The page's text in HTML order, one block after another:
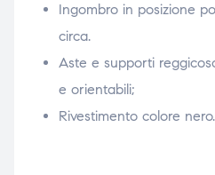
Ingombro in posizione
circa.
Aste e supporti
e orientabili;
Rivestimento colore nero.